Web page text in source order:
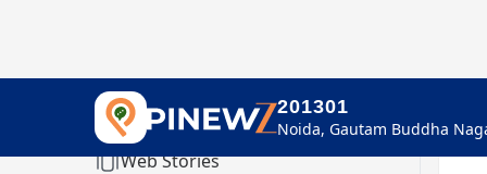
201301
Home
Web Stories